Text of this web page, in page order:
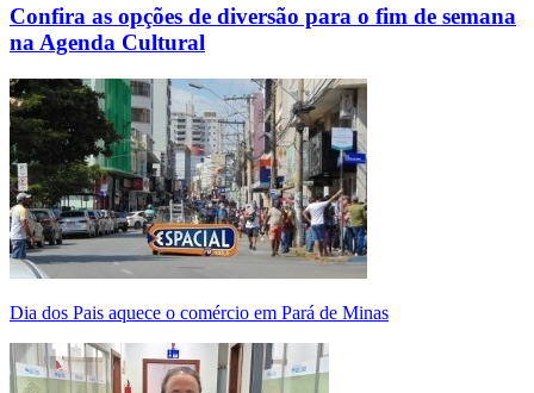
Confira as opções de diversão para o fim de semana
na Agenda Cultural
Dia dos Pais aquece o comércio em Pará de Minas